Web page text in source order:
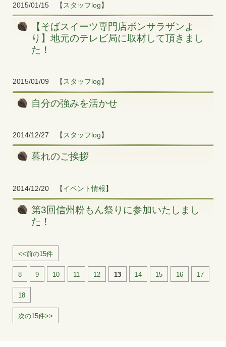
2015/01/15 【 スタッフlog】
【そばスイーツ専門店ボンサラザンよ
り】地元のテレビ局に取材して頂きまし
た！
2015/01/09 【スタッフlog】
自分の強みを活かせ
2014/12/27 【 スタッフlog】
暮れのご挨拶
2014/12/20 【イベント情報】
第3回信州粉もん祭りに参加いたしまし
た！
<<前の15件
8 9 10 11 12 13 14 15 16 17
18
次の15件>>